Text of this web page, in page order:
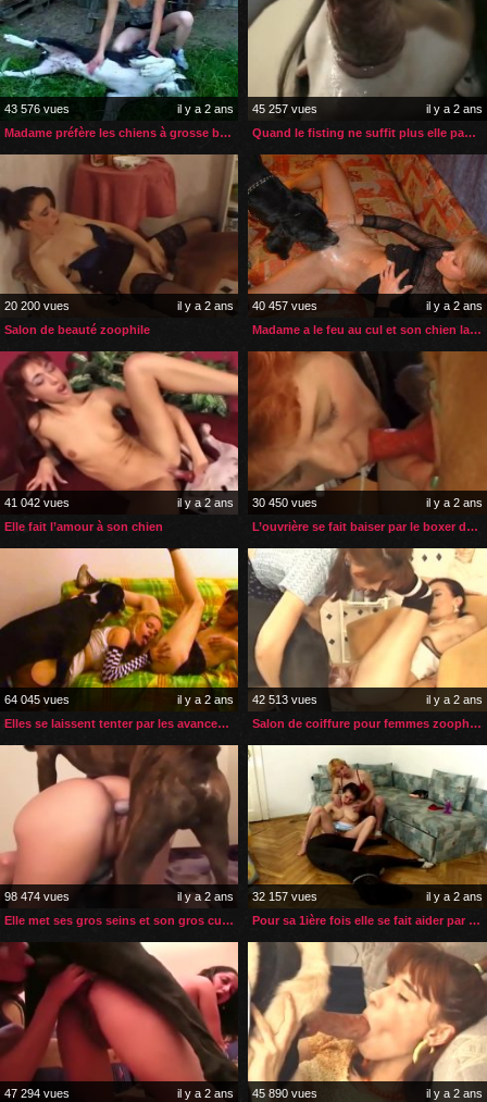
43 576 vues
il y a 2 ans
Madame préfère les chiens à grosse bite pour la levrette
45 257 vues
il y a 2 ans
Quand le fisting ne suffit plus elle passe à la zoophilie
20 200 vues
il y a 2 ans
Salon de beauté zoophile
40 457 vues
il y a 2 ans
Madame a le feu au cul et son chien la soulage
41 042 vues
il y a 2 ans
Elle fait l’amour à son chien
30 450 vues
il y a 2 ans
L’ouvrière se fait baiser par le boxer de son patron
64 045 vues
il y a 2 ans
Elles se laissent tenter par les avances de leur chien
42 513 vues
il y a 2 ans
Salon de coiffure pour femmes zoophiles
98 474 vues
il y a 2 ans
Elle met ses gros seins et son gros cul au service de son chien
32 157 vues
il y a 2 ans
Pour sa 1ière fois elle se fait aider par sa copine zoophile
47 294 vues
il y a 2 ans
45 890 vues
il y a 2 ans